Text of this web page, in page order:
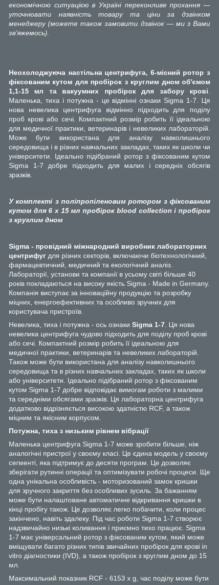
економічною ситуацією в Україні переконливе прохання —
уточнювати наявність товару та ціни за дзвінком
менеджеру (можете також замовити дзвінок — ми з Вами
зв'яжемось).
Неохолоджуюча настільна центрифуга, 6-місний ротор з
фіксованим кутом для пробірок з круглим дном об'ємом
1,1-15 мл та вакуумних пробірок для забору крові
Маленька, тиха і потужна - це відмінні ознаки Sigma 1-7. Ця
нова невелика центрифуга відмінно підходить для поділу
проб крові або сечі. Компактний розмір робить її ідеальною
для медичної практики, ветеринарів і невеликих лабораторій.
Може бути використана для аналізу навколишнього
середовища і в різних навчальних закладах, таких як школи чи
університети. Ідеально підібраний ротор з фіксованим кутом
Sigma 1-7 добре підходить для малих і середніх обсягів
зразків.
У комплекті з поліпропіленовим ротором з фіксованим
кутом для 6 х 15 мл пробірок blood collection і пробірок
з круглим дном
Sigma - провідний міжнародний виробник лабораторних
центрифуг для різних секторів, включаючи біотехнологічний,
фармацевтичний, медичний та екологічний аналіз.
Лабораторії, установи та компанії в усьому світі більше 40
років покладаються на високу якість Sigma - Made in Germany.
Компанія виступає за інноваційну продукцію та розробку
міцних, енергоефективних та особливо зручних для
користувача пристроїв.
Невелика, тиха і потужна - ось ознаки Sigma 1-7 . Ця нова
невелика центрифуга чудово підходить для поділу проб крові
або сечі. Компактний розмір робить її ідеальною для
медичної практики, ветеринарів та невеликих лабораторій.
Також може бути використана для аналізу навколишнього
середовища та в різних навчальних закладах, таких як школи
або університети. Ідеально підібраний ротор з фіксованим
кутом Sigma 1-7 добре відповідає вимогам роботи з малими
та середніми обсягами зразків. Ця лабораторна центрифуга
додатково відрізняється високою здатністю RCF, а також
міцним та якісним корпусом.
Потужна, тиха з низьким рівнем вібрації
Маленька центрифуга Sigma 1-7 може зробити більше, ніж
аналогічні пристрої у своєму класі. Це єдина модель у своєму
сегменті, яка підтримує до десяти програм. Це дозволяє
зберігати рутинні операції та оптимізувати робочі процеси. Ще
одна унікальна особливість - моторизований замок кришки
для зручного закриття без особливих зусиль. За бажанням
може бути налаштоване автоматичне відкривання кришки в
кінці пробігу також. Це дозволяє легко побачити, коли процес
закінчено, навіть здалеку. Під час роботи Sigma 1-7 створює
надзвичайно низькі коливання і приємно тихо працює. Sigma
1-7 має універсальний ротор з фіксованим кутом, який може
вміщувати багато різних типів звичайних пробірок для крові in
vitro діагностики (IVD), а також пробірок з круглим дном до 15
мл.
Максимальний показник RCF - 6153 x g, час поділу може бути